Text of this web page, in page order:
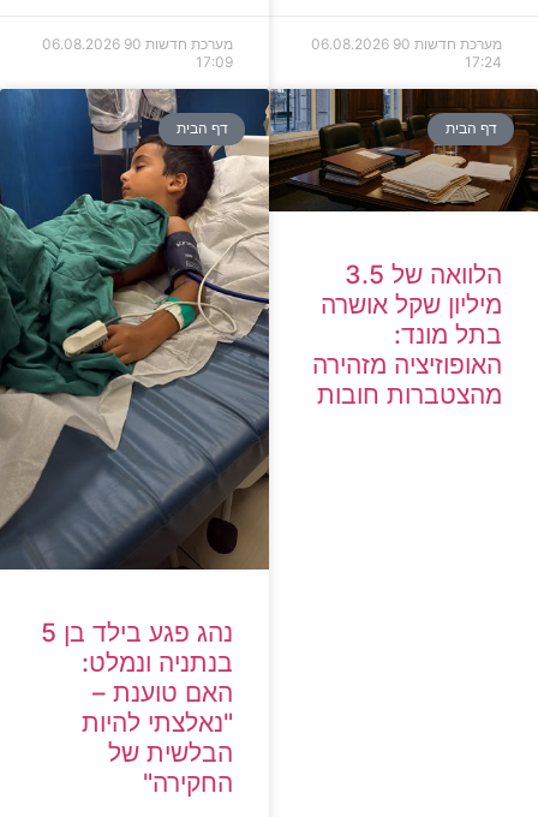
מערכת חדשות 90
06.08.2026
17:24
מערכת חדשות 90
06.08.2026
17:09
דף הבית
הלוואה של 3.5
מיליון שקל אושרה
בתל מונד:
האופוזיציה מזהירה
מהצטברות חובות
דף הבית
נהג פגע בילד בן 5
בנתניה ונמלט:
האם טוענת –
"נאלצתי להיות
הבלשית של
החקירה"